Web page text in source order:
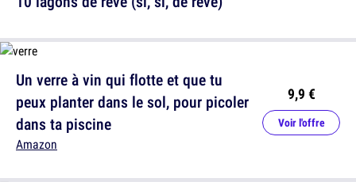
Un verre à vin qui flotte et que tu
peux planter dans le sol, pour picoler
dans ta piscine
Amazon
9,9 €
Voir l'offre